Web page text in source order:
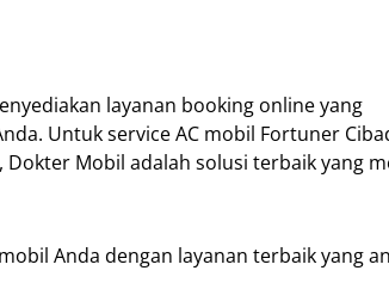
layanan booking online yang
Untuk service AC mobil Fortuner
Dokter Mobil adalah solusi terbaik yang
Anda dengan layanan terbaik yang